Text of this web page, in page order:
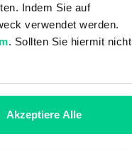
Indem Sie auf
verwendet werden.
. Sollten Sie hiermit nicht
Akzeptiere Alle
dump Pulse B with Us = 85V,
Cranking ISO 16750-2 Level
DIN EN 12895
Pulse B with Us = 85V,